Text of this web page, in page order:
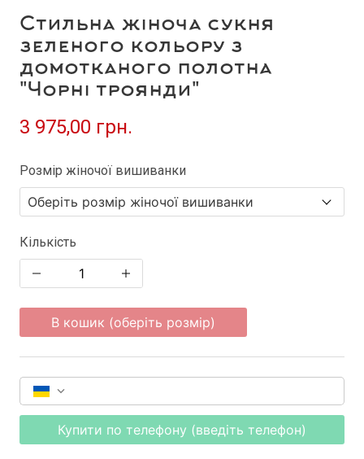
Стильна жіноча сукня
зеленого кольору з
домотканого полотна
"Чорні троянди"
3 975,00 грн.
Розмір жіночої вишиванки
Кількість
В кошик (оберіть розмір)
Купити по телефону (введіть телефон)